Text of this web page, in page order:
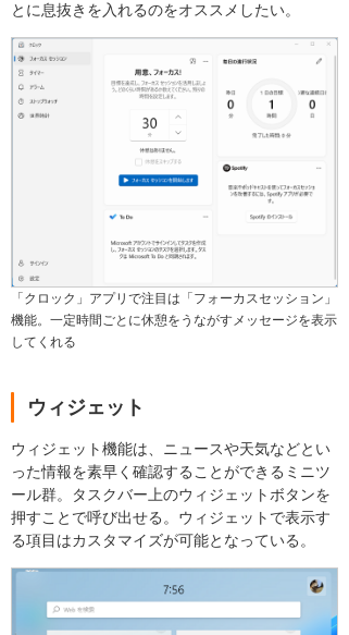
とに息抜きを入れるのをオススメしたい。
「クロック」アプリで注目は「フォーカスセッション」
機能。一定時間ごとに休憩をうながすメッセージを表示
してくれる
ウィジェット
ウィジェット機能は、ニュースや天気などとい
った情報を素早く確認することができるミニツ
ール群。タスクバー上のウィジェットボタンを
押すことで呼び出せる。ウィジェットで表示す
る項目はカスタマイズが可能となっている。